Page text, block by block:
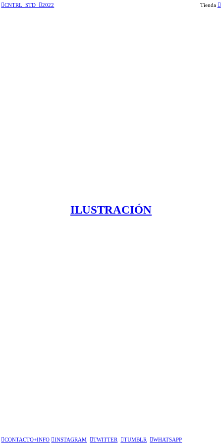
︎CNTRL_STD ︎2022 Tienda
ILUSTRACIÓN
︎CONTACTO+INFO ︎INSTAGRAM ︎TWITTER ︎TUMBLR ︎WHATSAPP